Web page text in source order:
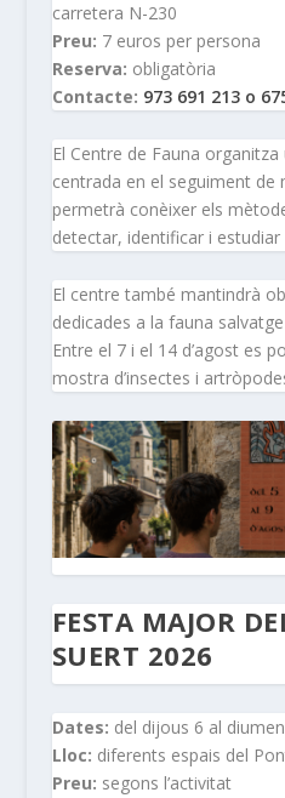
carretera N-230
Preu: 7 euros per persona
Reserva: obligatòria
Contacte: 973 691 213 o
El Centre de Fauna
centrada en el seguiment de
permetrà conèixer els
detectar, identificar i estudiar
El centre també mantindrà
dedicades a la fauna
Entre el 7 i el 14 d’agost es
mostra d’insectes i
FESTA MAJOR
SUERT 2026
Dates: del dijous 6 al
Lloc: diferents espais del
Preu: segons l’activitat